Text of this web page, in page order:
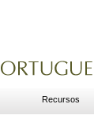
Recursos